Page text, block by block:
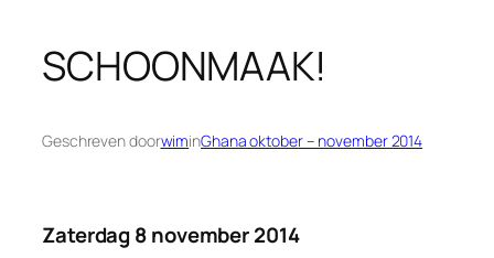
SCHOONMAAK!
Geschreven doorwiminGhana oktober – november 2014
Zaterdag 8 november 2014